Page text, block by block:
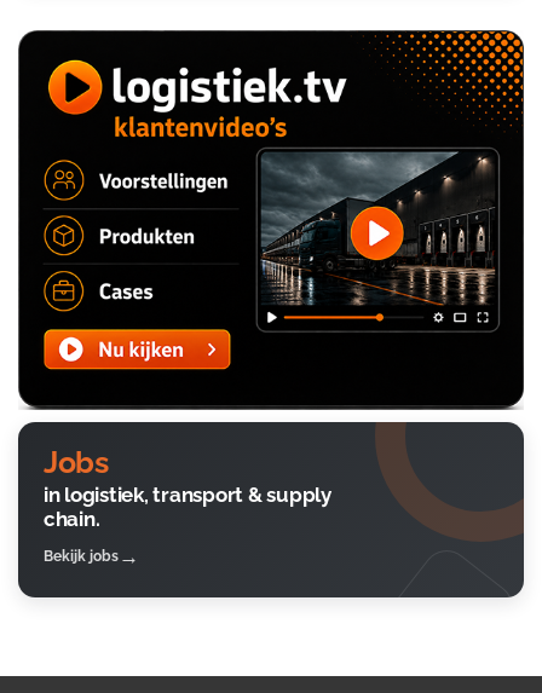
Jobs
in logistiek, transport & supply
chain.
Bekijk jobs